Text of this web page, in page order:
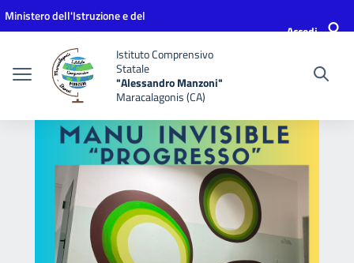
Vai ai contenuti
Vai al menu di navigazione
Vai al footer
Ministero dell'Istruzione e del
Accedi
Istituto Comprensivo
Statale
"Alessandro Manzoni"
Maracalagonis (CA)